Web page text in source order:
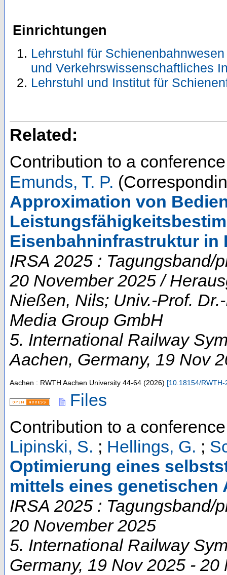
Einrichtungen
Lehrstuhl für
und Verkehrswissenschaftliches
Lehrstuhl und Institut für
Related:
Contribution to a
Emunds, T. P.
Approximation von
Eisenbahninfrastruktur in
IRSA 2025 : Tagungsband/
20 November 2025 /
Nießen, Nils; Univ.-Prof.
Media Group GmbH
5. International Railway
Aachen, Germany, 19 Nov
Aachen : RWTH Aachen University 44-64 (2026) [10.18154/
Files
Contribution to a
Lipinski, S. ; Hellings, G. ;
Optimierung eines
mittels eines genetischen
IRSA 2025 : Tagungsband/
20 November 2025
5. International Railway
Germany, 19 Nov 2025 - 20